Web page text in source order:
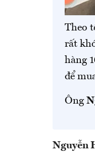
Theo
rất
hàng
để
Ông
Nguyễn